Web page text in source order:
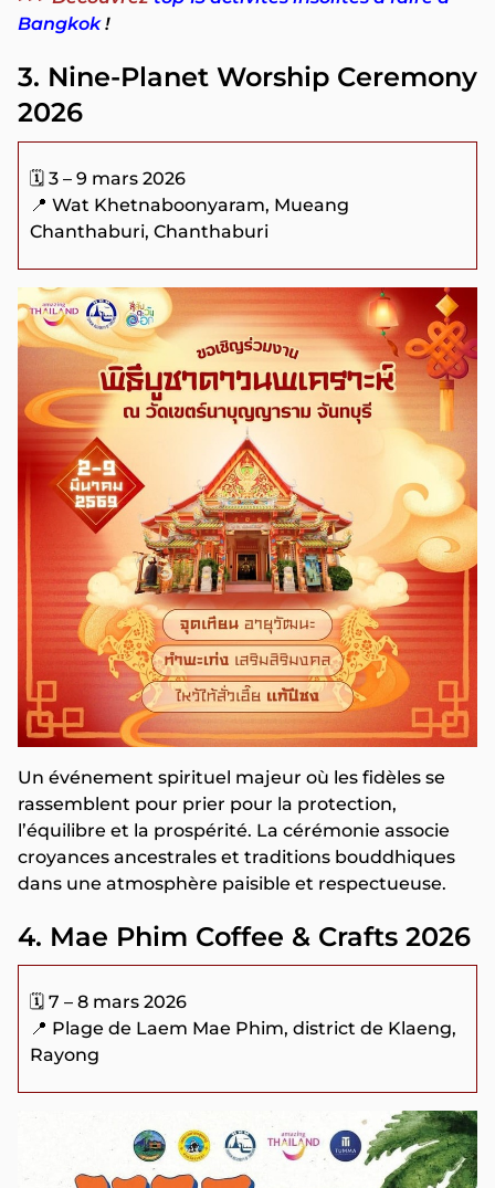
Bangkok!
3. Nine-Planet Worship Ceremony
2026
🗓️ 3 – 9 mars 2026
📍 Wat Khetnaboonyaram, Mueang
Chanthaburi, Chanthaburi
Un événement spirituel majeur où les fidèles se
rassemblent pour prier pour la protection,
l’équilibre et la prospérité. La cérémonie associe
croyances ancestrales et traditions bouddhiques
dans une atmosphère paisible et respectueuse.
4. Mae Phim Coffee & Crafts 2026
🗓️ 7 – 8 mars 2026
📍 Plage de Laem Mae Phim, district de Klaeng,
Rayong